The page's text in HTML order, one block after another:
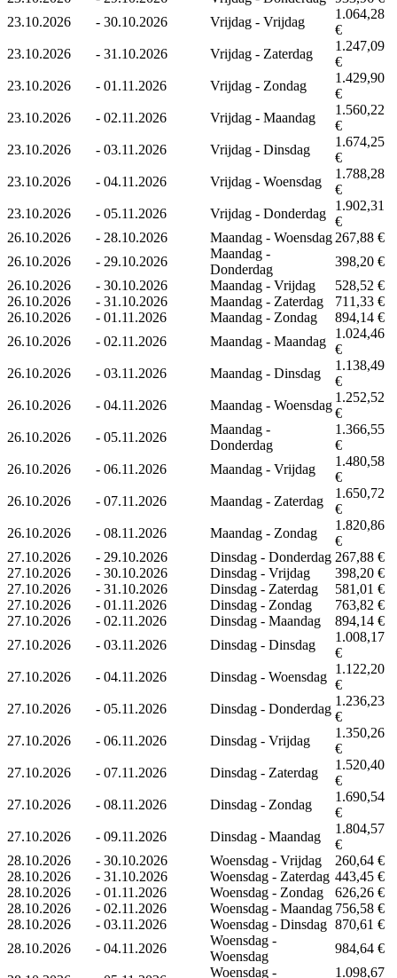
23.10.2026
- 30.10.2026 Vrijdag - Vrijdag
1.064,28
€
23.10.2026
- 31.10.2026 Vrijdag - Zaterdag
1.247,09
€
23.10.2026
- 01.11.2026 Vrijdag - Zondag
1.429,90
€
23.10.2026
- 02.11.2026 Vrijdag - Maandag
1.560,22
€
23.10.2026
- 03.11.2026 Vrijdag - Dinsdag
1.674,25
€
23.10.2026
- 04.11.2026 Vrijdag - Woensdag
1.788,28
€
23.10.2026
- 05.11.2026 Vrijdag - Donderdag
1.902,31
€
26.10.2026
- 28.10.2026 Maandag - Woensdag 267,88 €
26.10.2026
- 29.10.2026
Maandag -
Donderdag
398,20 €
26.10.2026
- 30.10.2026 Maandag - Vrijdag
528,52 €
26.10.2026
- 31.10.2026 Maandag - Zaterdag
711,33 €
26.10.2026
- 01.11.2026 Maandag - Zondag
894,14 €
26.10.2026
- 02.11.2026 Maandag - Maandag
1.024,46
€
26.10.2026
- 03.11.2026 Maandag - Dinsdag
1.138,49
€
26.10.2026
- 04.11.2026 Maandag - Woensdag
1.252,52
€
26.10.2026
- 05.11.2026
Maandag -
Donderdag
1.366,55
€
26.10.2026
- 06.11.2026 Maandag - Vrijdag
1.480,58
€
26.10.2026
- 07.11.2026 Maandag - Zaterdag
1.650,72
€
26.10.2026
- 08.11.2026 Maandag - Zondag
1.820,86
€
27.10.2026
- 29.10.2026 Dinsdag - Donderdag 267,88 €
27.10.2026
- 30.10.2026 Dinsdag - Vrijdag
398,20 €
27.10.2026
- 31.10.2026 Dinsdag - Zaterdag
581,01 €
27.10.2026
- 01.11.2026 Dinsdag - Zondag
763,82 €
27.10.2026
- 02.11.2026 Dinsdag - Maandag
894,14 €
27.10.2026
- 03.11.2026 Dinsdag - Dinsdag
1.008,17
€
27.10.2026
- 04.11.2026 Dinsdag - Woensdag
1.122,20
€
27.10.2026
- 05.11.2026 Dinsdag - Donderdag
1.236,23
€
27.10.2026
- 06.11.2026 Dinsdag - Vrijdag
1.350,26
€
27.10.2026
- 07.11.2026 Dinsdag - Zaterdag
1.520,40
€
27.10.2026
- 08.11.2026 Dinsdag - Zondag
1.690,54
€
27.10.2026
- 09.11.2026 Dinsdag - Maandag
1.804,57
€
28.10.2026
- 30.10.2026 Woensdag - Vrijdag
260,64 €
28.10.2026
- 31.10.2026 Woensdag - Zaterdag 443,45 €
28.10.2026
- 01.11.2026 Woensdag - Zondag
626,26 €
28.10.2026
- 02.11.2026 Woensdag - Maandag 756,58 €
28.10.2026
- 03.11.2026 Woensdag - Dinsdag 870,61 €
28.10.2026
- 04.11.2026
Woensdag -
Woensdag
984,64 €
Woensdag - 1.098,67